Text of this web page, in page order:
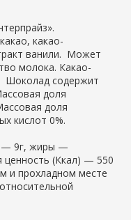
какао-
ванили. Может
молока. Какао-
Шоколад содержит
доля
доля
кислот 0%.
— 9г, жиры —
ценность (Ккал) — 550
и прохладном месте